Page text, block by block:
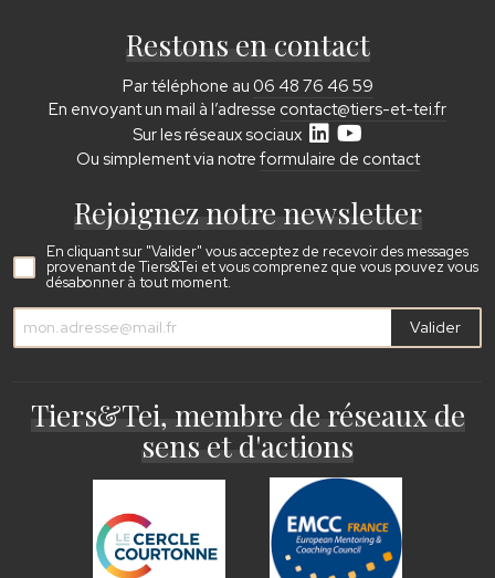
Restons en contact
Par téléphone au 06 48 76 46 59
En envoyant un mail à l’adresse contact@tiers-et-tei.fr
Sur les réseaux sociaux
Ou simplement via notre formulaire de contact
Rejoignez notre newsletter
En cliquant sur "Valider" vous acceptez de recevoir des messages
provenant de Tiers&Tei et vous comprenez que vous pouvez vous
désabonner à tout moment.
Valider
Tiers&Tei, membre de réseaux de
sens et d'actions